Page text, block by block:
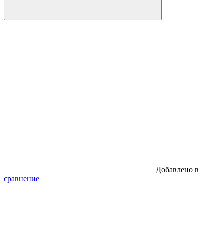
Добавлено в
сравнение